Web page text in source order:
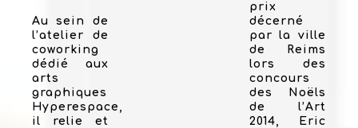
Au sein de
l’atelier de
coworking
dédié aux
arts
graphiques
Hyperespace,
il relie et
prix
décerné
par la ville
de Reims
lors des
concours
des Noëls
de l’Art
2014, Eric